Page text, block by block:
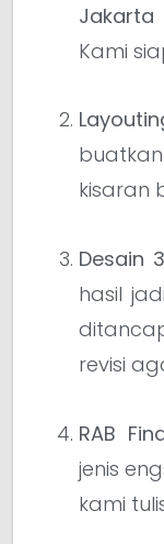
Jakarta
Kami
kisaran
Desain
hasil
revisi
RAB
jenis
kami